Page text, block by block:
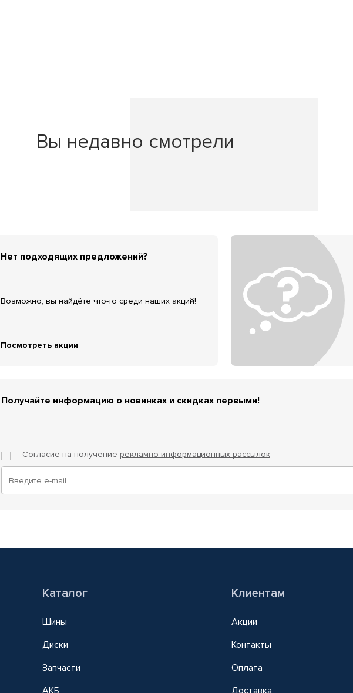
Вы недавно смотрели
Нет подходящих предложений?
Возможно, вы найдёте что-то среди наших акций!
Посмотреть акции
Получайте информацию о новинках и скидках первыми!
Согласие на получение рекламно-информационных рассылок
Каталог
Шины
Диски
Запчасти
АКБ
Клиентам
Акции
Контакты
Оплата
Доставка